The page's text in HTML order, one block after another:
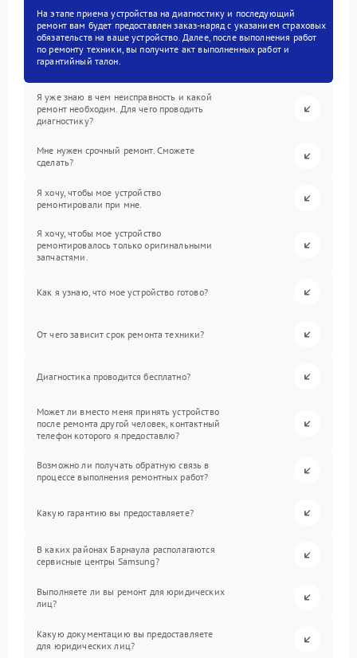
На этапе приема устройства на диагностику и последующий
ремонт вам будет предоставлен заказ-наряд с указанием страховых
обязательств на ваше устройство. Далее, после выполнения работ
по ремонту техники, вы получите акт выполненных работ и
гарантийный талон.
Я уже знаю в чем неисправность и какой
ремонт необходим. Для чего проводить
диагностику?
Мне нужен срочный ремонт. Сможете
сделать?
Я хочу, чтобы мое устройство
ремонтировали при мне.
Я хочу, чтобы мое устройство
ремонтировалось только оригинальными
запчастями.
Как я узнаю, что мое устройство готово?
От чего зависит срок ремонта техники?
Диагностика проводится бесплатно?
Может ли вместо меня принять устройство
после ремонта другой человек, контактный
телефон которого я предоставлю?
Возможно ли получать обратную связь в
процессе выполнения ремонтных работ?
Какую гарантию вы предоставляете?
В каких районах Барнаула располагаются
сервисные центры Samsung?
Выполняете ли вы ремонт для юридических
лиц?
Какую документацию вы предоставляете
для юридических лиц?